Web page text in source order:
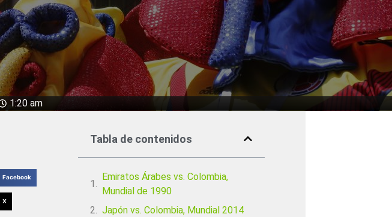
1:20 am
Facebook
X
Tabla de contenidos
Emiratos Árabes vs. Colombia,
Mundial de 1990
Japón vs. Colombia, Mundial 2014